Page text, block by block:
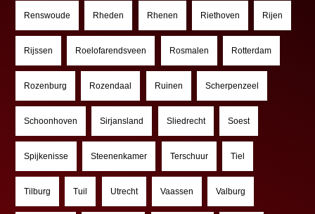
Renswoude Rheden Rhenen Riethoven Rijen
Rijssen Roelofarendsveen Rosmalen Rotterdam
Rozenburg Rozendaal Ruinen Scherpenzeel
Schoonhoven Sirjansland Sliedrecht Soest
Spijkenisse Steenenkamer Terschuur Tiel
Tilburg Tuil Utrecht Vaassen Valburg